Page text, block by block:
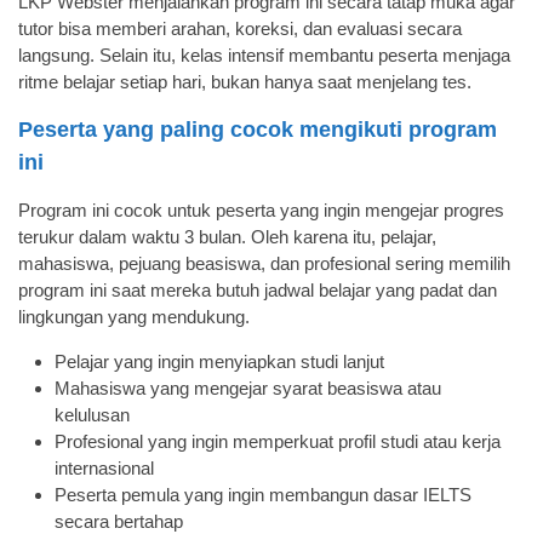
tutor bisa memberi arahan, koreksi, dan evaluasi secara
langsung. Selain itu, kelas intensif membantu peserta menjaga
ritme belajar setiap hari, bukan hanya saat menjelang tes.
Peserta yang paling cocok mengikuti program
ini
Program ini cocok untuk peserta yang ingin mengejar progres
terukur dalam waktu 3 bulan. Oleh karena itu, pelajar,
mahasiswa, pejuang beasiswa, dan profesional sering memilih
program ini saat mereka butuh jadwal belajar yang padat dan
lingkungan yang mendukung.
Pelajar yang ingin menyiapkan studi lanjut
Mahasiswa yang mengejar syarat beasiswa atau
kelulusan
Profesional yang ingin memperkuat profil studi atau kerja
internasional
Peserta pemula yang ingin membangun dasar IELTS
secara bertahap